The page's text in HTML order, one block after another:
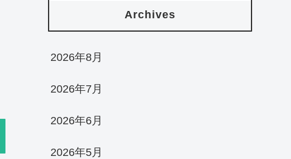
Archives
2026年8月
2026年7月
2026年6月
2026年5月